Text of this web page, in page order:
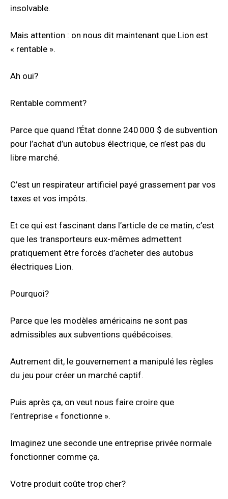
insolvable.
Mais attention : on nous dit maintenant que Lion est
« rentable ».
Ah oui?
Rentable comment?
Parce que quand l’État donne 240 000 $ de subvention
pour l’achat d’un autobus électrique, ce n’est pas du
libre marché.
C’est un respirateur artificiel payé grassement par vos
taxes et vos impôts.
Et ce qui est fascinant dans l’article de ce matin, c’est
que les transporteurs eux-mêmes admettent
pratiquement être forcés d’acheter des autobus
électriques Lion.
Pourquoi?
Parce que les modèles américains ne sont pas
admissibles aux subventions québécoises.
Autrement dit, le gouvernement a manipulé les règles
du jeu pour créer un marché captif.
Puis après ça, on veut nous faire croire que
l’entreprise « fonctionne ».
Imaginez une seconde une entreprise privée normale
fonctionner comme ça.
Votre produit coûte trop cher?